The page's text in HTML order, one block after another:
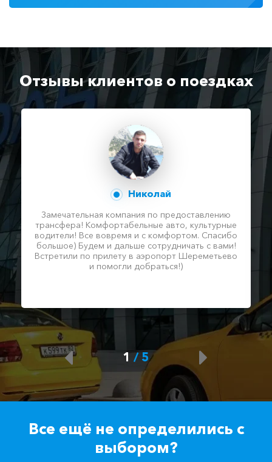
Отзывы клиентов о поездках
Николай
Замечательная компания по предоставлению
трансфера! Комфортабельные авто, культурные
водители! Все вовремя и с комфортом. Спасибо
большое) Будем и дальше сотрудничать с вами!
Встретили по прилету в аэропорт Шереметьево
и помогли добраться!)
1 /5
Все ещё не определились с
выбором?